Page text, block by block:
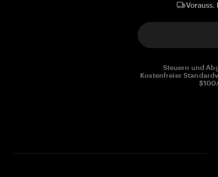
Steuern und
Kostenfreier